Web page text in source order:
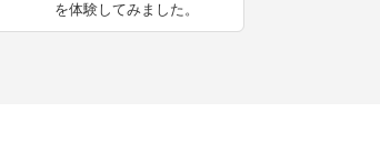
を体験してみました。